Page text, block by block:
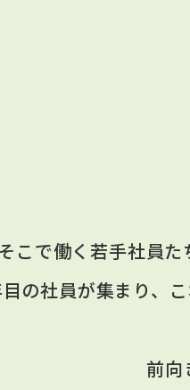
そこで働く若手社員
の社員が集まり、
前向